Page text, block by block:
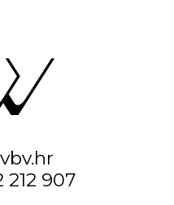
212 907